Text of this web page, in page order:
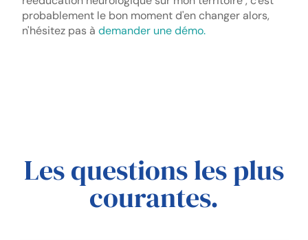
probablement le bon moment d'en changer alors,
n'hésitez pas à demander une démo.
Les questions les plus
courantes.